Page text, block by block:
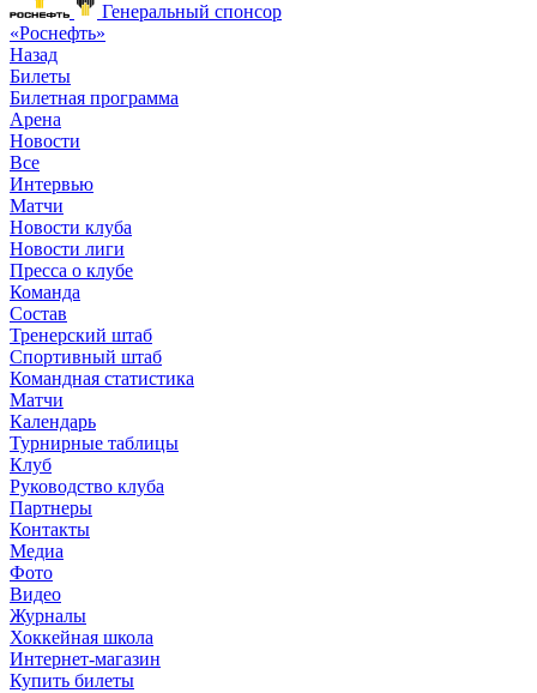
Генеральный спонсор
«Роснефть»
Назад
Билеты
Билетная программа
Арена
Новости
Все
Интервью
Матчи
Новости клуба
Новости лиги
Пресса о клубе
Команда
Состав
Тренерский штаб
Спортивный штаб
Командная статистика
Матчи
Календарь
Турнирные таблицы
Клуб
Руководство клуба
Партнеры
Контакты
Медиа
Фото
Видео
Журналы
Хоккейная школа
Интернет-магазин
Купить билеты